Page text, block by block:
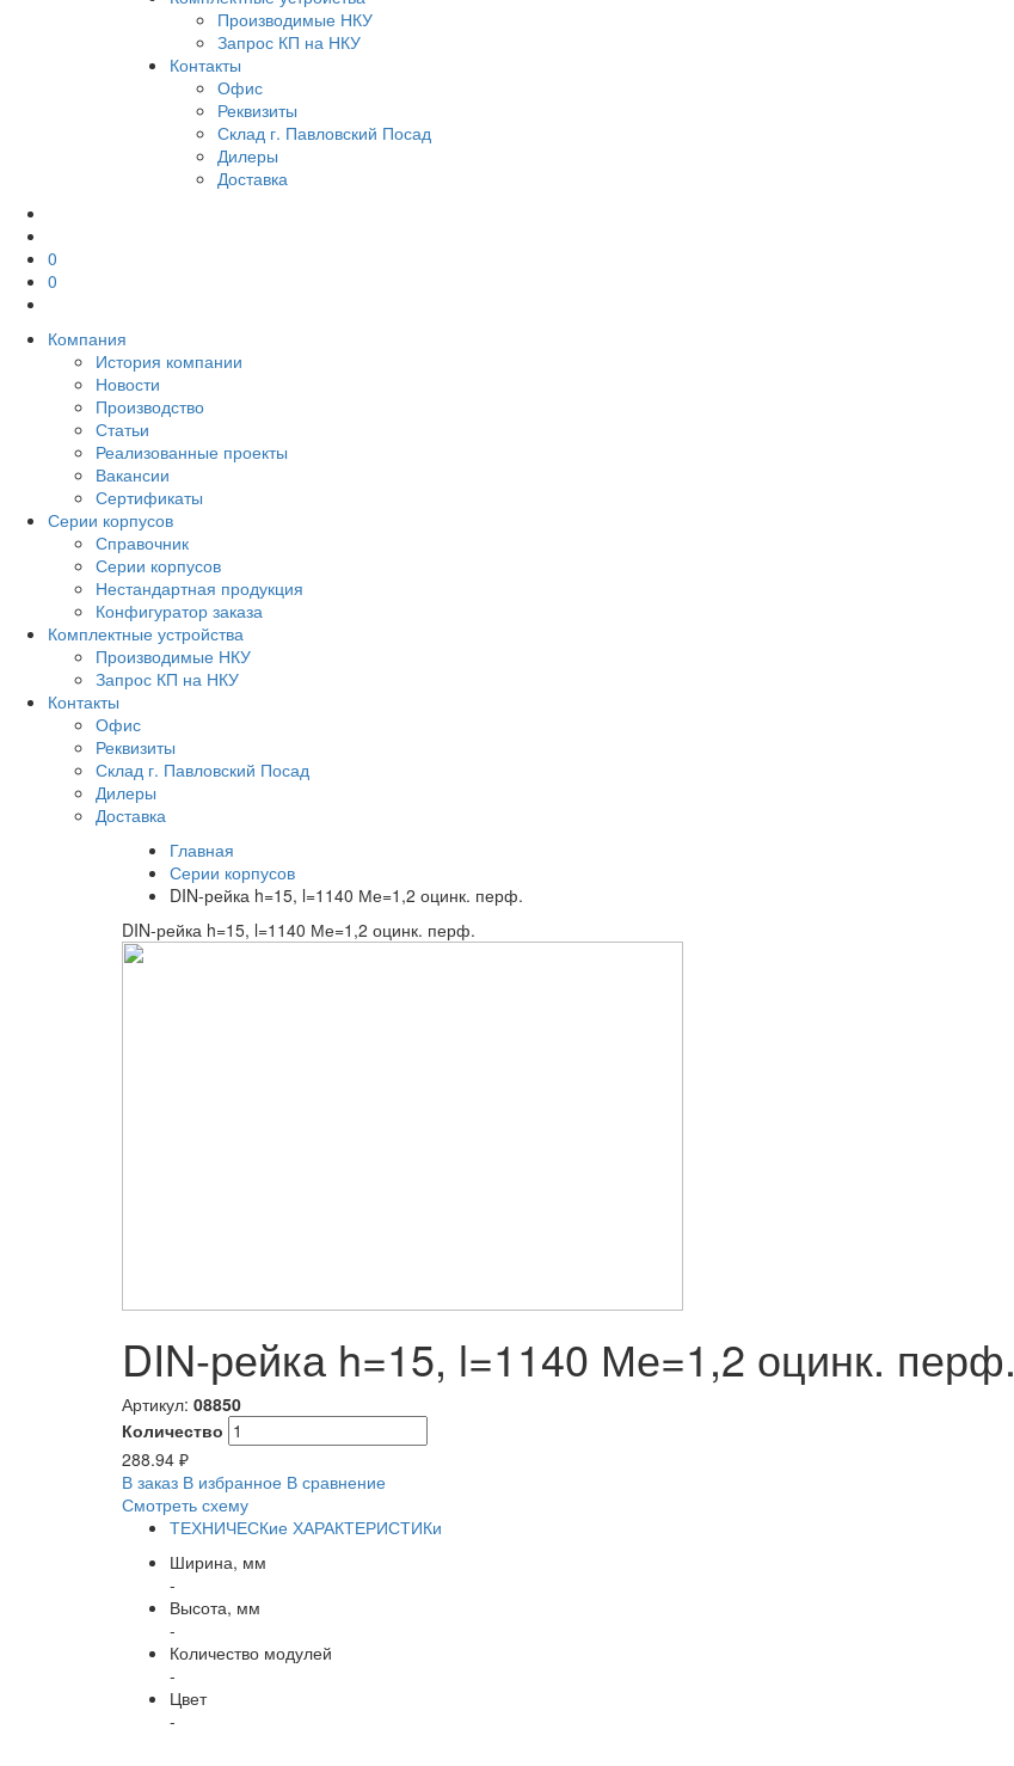
Производимые НКУ
Запрос КП на НКУ
Контакты
Офис
Реквизиты
Склад г. Павловский Посад
Дилеры
Доставка
0
0
Компания
История компании
Новости
Производство
Статьи
Реализованные проекты
Вакансии
Сертификаты
Серии корпусов
Справочник
Серии корпусов
Нестандартная продукция
Конфигуратор заказа
Комплектные устройства
Производимые НКУ
Запрос КП на НКУ
Контакты
Офис
Реквизиты
Склад г. Павловский Посад
Дилеры
Доставка
Главная
Серии корпусов
DIN-рейка h=15, l=1140 Ме=1,2 оцинк. перф.
DIN-рейка h=15, l=1140 Ме=1,2 оцинк. перф.
DIN-рейка h=15, l=1140 Ме=1,2 оцинк. перф.
Артикул: 08850
Количество
288.94 ₽
В заказ В избранное В сравнение
Смотреть схему
ТЕХНИЧЕСКие ХАРАКТЕРИСТИКи
Ширина, мм
-
Высота, мм
-
Количество модулей
-
Цвет
-